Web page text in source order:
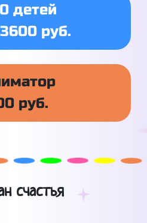
детей
руб.
руб.
счастья